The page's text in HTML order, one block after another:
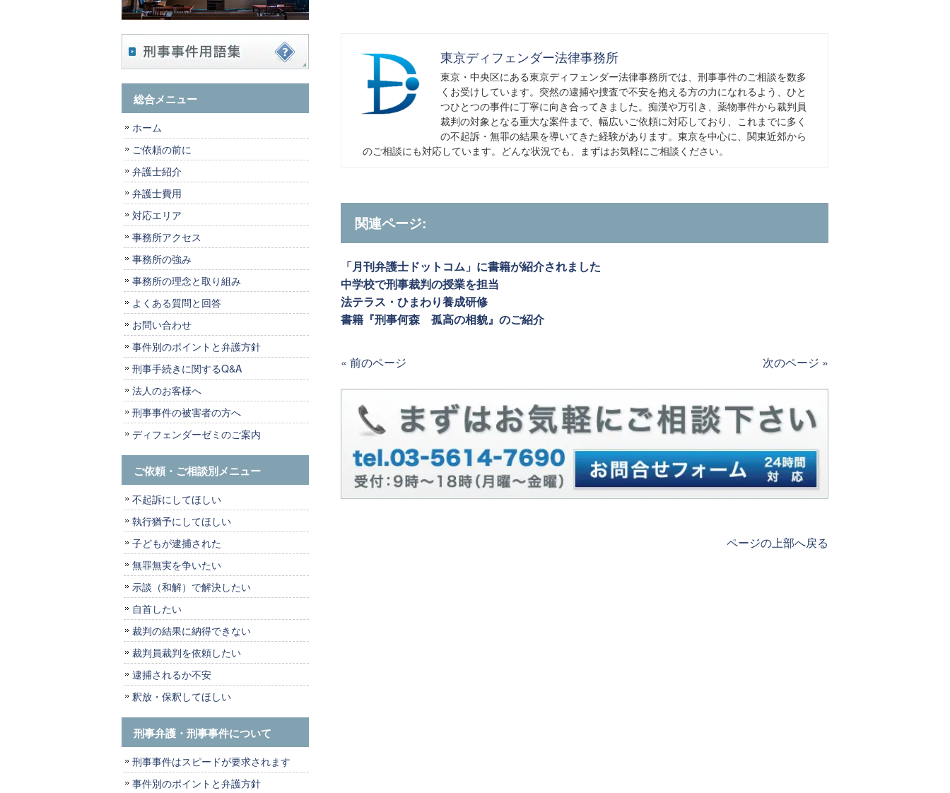
東京ディフェンダー法律事務所
東京・中央区にある東京ディフェンダー法律事務所では、刑事事件のご相談を数多
くお受けしています。突然の逮捕や捜査で不安を抱える方の力になれるよう、ひと
つひとつの事件に丁寧に向き合ってきました。痴漢や万引き、薬物事件から裁判員
裁判の対象となる重大な案件まで、幅広いご依頼に対応しており、これまでに多く
の不起訴・無罪の結果を導いてきた経験があります。東京を中心に、関東近郊から
のご相談にも対応しています。どんな状況でも、まずはお気軽にご相談ください。
関連ページ:
「月刊弁護士ドットコム」に書籍が紹介されました
中学校で刑事裁判の授業を担当
法テラス・ひまわり養成研修
書籍『刑事何森 孤高の相貌』のご紹介
« 前のページ 次のページ »
ページの上部へ戻る
総合メニュー
ホーム
ご依頼の前に
弁護士紹介
弁護士費用
対応エリア
事務所アクセス
事務所の強み
事務所の理念と取り組み
よくある質問と回答
お問い合わせ
事件別のポイントと弁護方針
刑事手続きに関するQ&A
法人のお客様へ
刑事事件の被害者の方へ
ディフェンダーゼミのご案内
ご依頼・ご相談別メニュー
不起訴にしてほしい
執行猶予にしてほしい
子どもが逮捕された
無罪無実を争いたい
示談（和解）で解決したい
自首したい
裁判の結果に納得できない
裁判員裁判を依頼したい
逮捕されるか不安
釈放・保釈してほしい
刑事弁護・刑事事件について
刑事事件はスピードが要求されます
事件別のポイントと弁護方針